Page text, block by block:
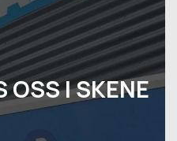
OSS I SKENE